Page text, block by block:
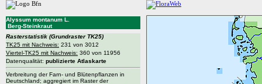
Alyssum montanum L.
Berg-Steinkraut
Rasterstatistik (Grundraster TK25)
TK25 mit Nachweis: 231 von 3012
Viertel-TK25 mit Nachweis: 360 von 11956
Datenqualität: publizierte Atlaskarte
Verbreitung der Farn- und Blütenpflanzen in
Deutschland; aggregiert im Raster der